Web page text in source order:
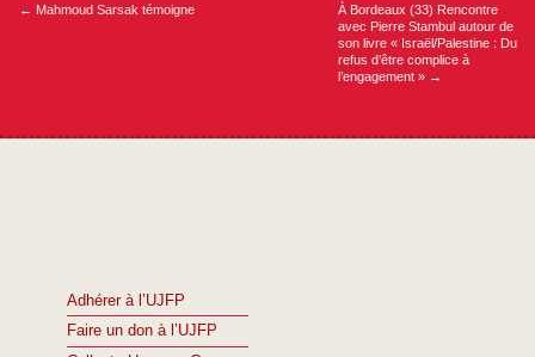
← Mahmoud Sarsak témoigne
À Bordeaux (33) Rencontre
avec Pierre Stambul autour de
son livre « Israël/Palestine : Du
refus d’être complice à
l’engagement » →
Adhérer à l’UJFP
Faire un don à l’UJFP